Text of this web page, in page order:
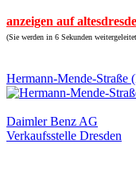
anzeigen auf
(Sie werden in 6 Sekunden
Hermann-Mende-Straße
Daimler Benz AG
Verkaufsstelle Dresden